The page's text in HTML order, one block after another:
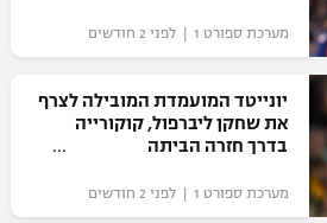
מערכת ספורט 1 | לפני 2 חודשים
יונייטד המועמדת המובילה לצרף
את שחקן ליברפול, קוקורייה
בדרך חזרה הביתה
מערכת ספורט 1 | לפני 2 חודשים